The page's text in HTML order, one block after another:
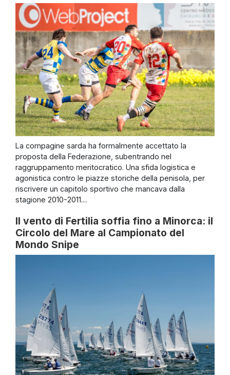
La compagine sarda ha formalmente accettato la
proposta della Federazione, subentrando nel
raggruppamento meritocratico. Una sfida logistica e
agonistica contro le piazze storiche della penisola, per
riscrivere un capitolo sportivo che mancava dalla
stagione 2010-2011....
Il vento di Fertilia soffia fino a Minorca: il
Circolo del Mare al Campionato del
Mondo Snipe